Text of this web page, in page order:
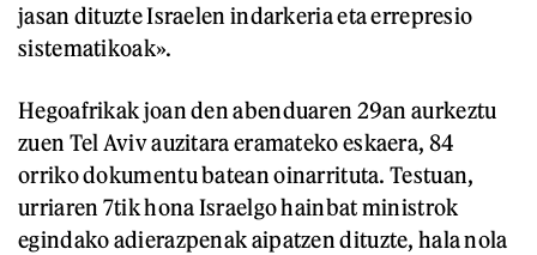
jasan dituzte Israelen indarkeria eta errepresio
sistematikoak».
Hegoafrikak joan den abenduaren 29an aurkeztu
zuen Tel Aviv auzitara eramateko eskaera, 84
orriko dokumentu batean oinarrituta. Testuan,
urriaren 7tik hona Israelgo hainbat ministrok
egindako adierazpenak aipatzen dituzte, hala nola